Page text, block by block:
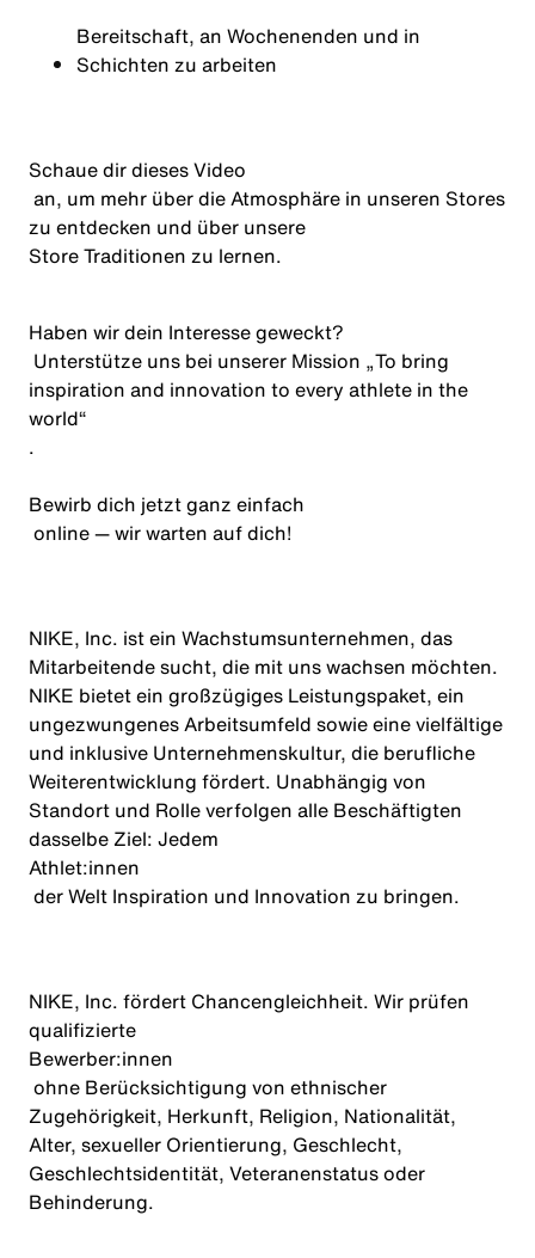
Bereitschaft, an Wochenenden und in
Schichten zu arbeiten
Schaue dir diesesVideo
an, um mehr über die Atmosphäre in unseren Stores
zu entdecken und über unsere
Store Traditionen zu lernen.
Haben wir dein Interesse geweckt?
Unterstütze uns bei unserer Mission „To bring
inspiration and innovation to every athlete in the
world“
.
Bewirb dich jetztganz einfach
online — wir warten auf dich!
NIKE, Inc. ist ein Wachstumsunternehmen, das
Mitarbeitende sucht, die mit uns wachsen möchten.
NIKE bietet ein großzügiges Leistungspaket, ein
ungezwungenes Arbeitsumfeld sowie eine vielfältige
und inklusive Unternehmenskultur, die berufliche
Weiterentwicklung fördert. Unabhängig von
Standort und Rolle verfolgen alle Beschäftigten
dasselbe Ziel: Jedem
Athlet:innen
der Welt Inspiration und Innovation zu bringen.
NIKE, Inc. fördert Chancengleichheit. Wir prüfen
qualifizierte
Bewerber:innen
ohne Berücksichtigung von ethnischer
Zugehörigkeit, Herkunft, Religion, Nationalität,
Alter, sexueller Orientierung, Geschlecht,
Geschlechtsidentität, Veteranenstatus oder
Behinderung.